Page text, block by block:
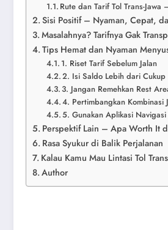
Rute dan Tarif Tol Trans-Jawa
Sisi Positif – Nyaman, Cepat,
Masalahnya? Tarifnya Gak
Tips Hemat dan Nyaman
1. Riset Tarif Sebelum Jalan
2. Isi Saldo Lebih dari Cukup
3. Jangan Remehkan Rest
4. Pertimbangkan Kombinasi
5. Gunakan Aplikasi Navigasi
Perspektif Lain – Apa Worth It
Rasa Syukur di Balik Perjalanan
Kalau Kamu Mau Lintasi Tol
Author